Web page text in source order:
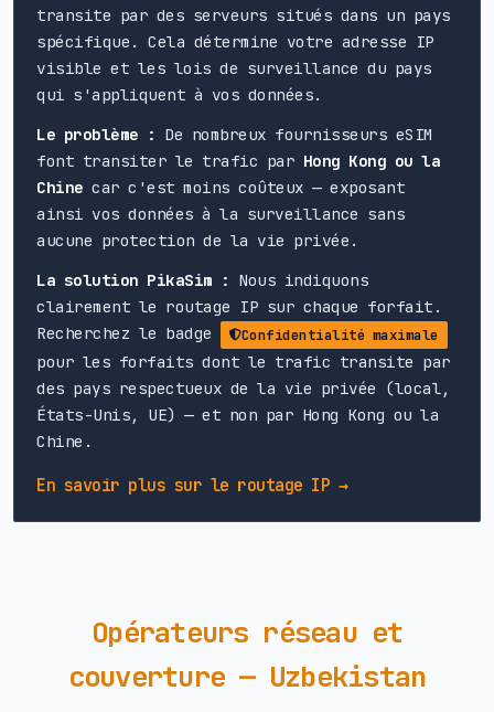
transite par des serveurs situés dans un pays
spécifique. Cela détermine votre adresse IP
visible et les lois de surveillance du pays
qui s'appliquent à vos données.
Le problème : De nombreux fournisseurs eSIM
font transiter le trafic par Hong Kong ou la
Chine car c'est moins coûteux — exposant
ainsi vos données à la surveillance sans
aucune protection de la vie privée.
La solution PikaSim : Nous indiquons
clairement le routage IP sur chaque forfait.
Recherchez le badge
Confidentialité maximale
pour les forfaits dont le trafic transite par
des pays respectueux de la vie privée (local,
États-Unis, UE) — et non par Hong Kong ou la
Chine.
En savoir plus sur le routage IP →
Opérateurs réseau et
couverture — Uzbekistan